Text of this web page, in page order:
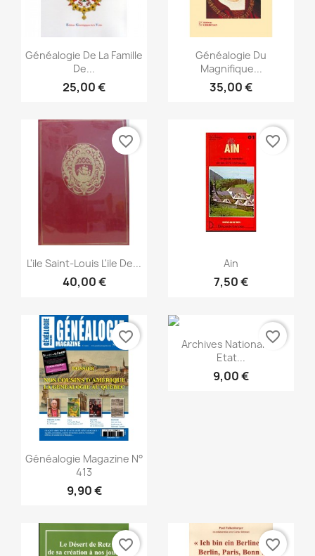
Snabbvy
Généalogie De La Famille
De...
25,00 €
Snabbvy
Généalogie Du
Magnifique...
35,00 €
Snabbvy
L'ile Saint-Louis L'ile De...
40,00 €
favorite_border
Snabbvy
Ain
7,50 €
favorite_border
Snabbvy
Généalogie Magazine N°
413
9,90 €
favorite_border Snabbvy
Archives Nationales :
Etat...
9,00 €
favorite_border
favorite_border favorite_border